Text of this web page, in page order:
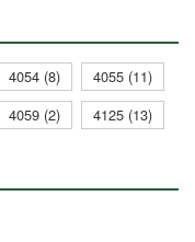
4054 (8)
4055 (11)
4059 (2) 4125 (13)